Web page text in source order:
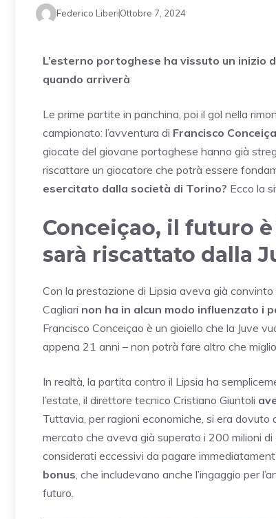
Federico LiberiOttobre 7, 2024
L’esterno portoghese ha vissuto un inizio
quando arriverà
Le prime partite in panchina, poi il gol nella
campionato: l’avventura di Francisco
giocate del giovane portoghese hanno già
riscattare un giocatore che potrà essere
esercitato dalla società di Torino? Ecco la
Conceiçao, il futuro
sarà riscattato dalla
Con la prestazione di Lipsia aveva già
Cagliari non ha in alcun modo influenzato i
Francisco Conceiçao è un gioiello che la Juve
appena 21 anni – non potrà fare altro che
In realtà, la partita contro il Lipsia ha
l’estate, il direttore tecnico Cristiano Giuntoli
Tuttavia, per ragioni economiche, si era
mercato che aveva già superato i 200 milioni di
considerati eccessivi da pagare
bonus , che includevano anche l’ingaggio per
futuro.